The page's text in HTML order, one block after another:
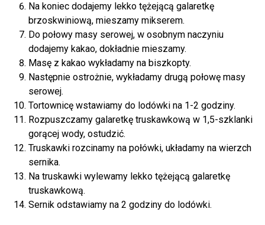
Na koniec dodajemy lekko tężejącą galaretkę
brzoskwiniową, mieszamy mikserem.
Do połowy masy serowej, w osobnym naczyniu
dodajemy kakao, dokładnie mieszamy.
Masę z kakao wykładamy na biszkopty.
Następnie ostrożnie, wykładamy drugą połowę masy
serowej.
Tortownicę wstawiamy do lodówki na 1-2 godziny.
Rozpuszczamy galaretkę truskawkową w 1,5-szklanki
gorącej wody, ostudzić.
Truskawki rozcinamy na połówki, układamy na wierzch
sernika.
Na truskawki wylewamy lekko tężejącą galaretkę
truskawkową.
Sernik odstawiamy na 2 godziny do lodówki.